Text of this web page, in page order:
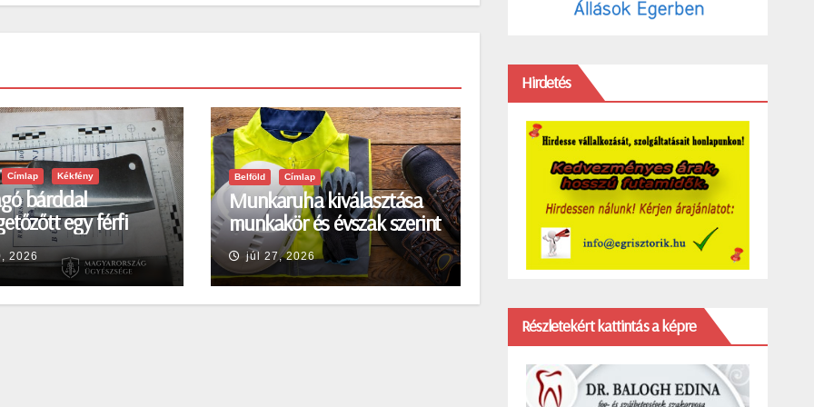
Címlap Kékfény
bárddal
egy férfi
2026
Belföld Címlap
Munkaruha kiválasztása
munkakör és évszak szerint
júl 27, 2026
Hirdetés
Részletekért kattintás a képre